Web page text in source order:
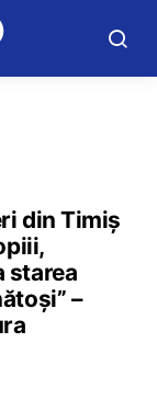
din Timiș
starea
–